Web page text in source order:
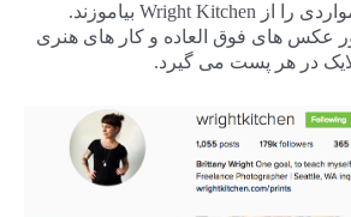
به سادگی می توانند مواردی را از Wright Kitchen بیاموزند.
۱۷۹۰۰۰ فالوور عکس های فوق العاده و کار های هنری
لایک در هر پست می گیرد.